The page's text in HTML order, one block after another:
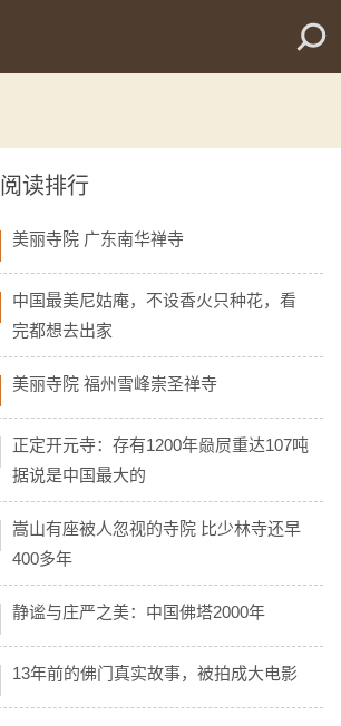
阅读排行
美丽寺院 广东南华禅寺
中国最美尼姑庵，不设香火只种花，看
完都想去出家
美丽寺院 福州雪峰崇圣禅寺
正定开元寺：存有1200年赑屃重达107吨
据说是中国最大的
嵩山有座被人忽视的寺院 比少林寺还早
400多年
静谧与庄严之美：中国佛塔2000年
13年前的佛门真实故事，被拍成大电影